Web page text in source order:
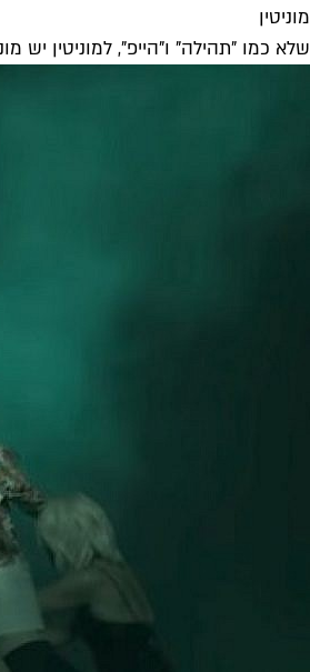
מוניטין
שלא כמו "תהילה" ו"הייפ", למוניטין